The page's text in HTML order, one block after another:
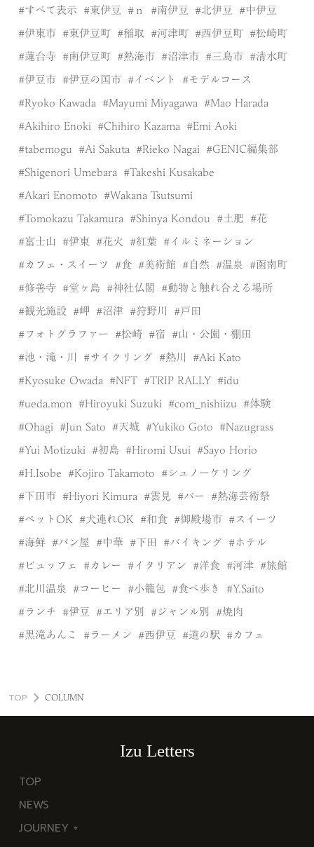
すべて表示 東伊豆 ｎ 南伊豆 北伊豆 中伊豆
伊東市 東伊豆町 稲取 河津町 西伊豆町 松崎町
蓮台寺 南伊豆町 熱海市 沼津市 三島市 清水町
伊豆市 伊豆の国市 イベント モデルコース
Ryoko Kawada Mayumi Miyagawa Mao Harada
Akihiro Enoki Chihiro Kazama Emi Aoki
tabemogu Ai Sakuta Rieko Nagai GENIC編集部
Shigenori Umebara Takeshi Kusakabe
Akari Enomoto Wakana Tsutsumi
Tomokazu Takamura Shinya Kondou 土肥 花
富士山 伊東 花火 紅葉 イルミネーション
カフェ・スイーツ 食 美術館 自然 温泉 函南町
修善寺 堂ヶ島 神社仏閣 動物と触れ合える場所
観光施設 岬 沼津 狩野川 戸田
フォトグラファー 松崎 宿 山・公園・棚田
池・滝・川 サイクリング 熱川 Aki Kato
Kyosuke Owada NFT TRIP RALLY idu
ueda.mon Hiroyuki Suzuki com_nishiizu 体験
Ohagi Jun Sato 天城 Yukiko Goto Nazugrass
Yui Motizuki 初島 Hiromi Usui Sayo Horio
H.Isobe Kojiro Takamoto シュノーケリング
下田市 Hiyori Kimura 雲見 バー 熱海芸術祭
ペットOK 犬連れOK 和食 御殿場市 スイーツ
海鮮 パン屋 中華 下田 バイキング ホテル
ビュッフェ カレー イタリアン 洋食 河津 旅館
北川温泉 コーヒー 小籠包 食べ歩き Y.Saito
ランチ 伊豆 エリア別 ジャンル別 焼肉
黒滝あんこ ラーメン 西伊豆 道の駅 カフェ
TOP COLUMN
Izu Letters
TOP
NEWS
JOURNEY